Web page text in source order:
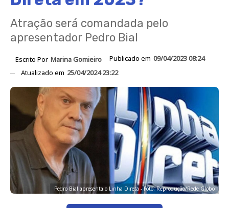
Atração será comandada pelo
apresentador Pedro Bial
Escrito Por Marina Gomieiro Publicado em 09/04/2023 08:24
Atualizado em 25/04/2024 23:22
Pedro Bial apresenta o Linha Direta - Foto: Reprodução/Rede Globo